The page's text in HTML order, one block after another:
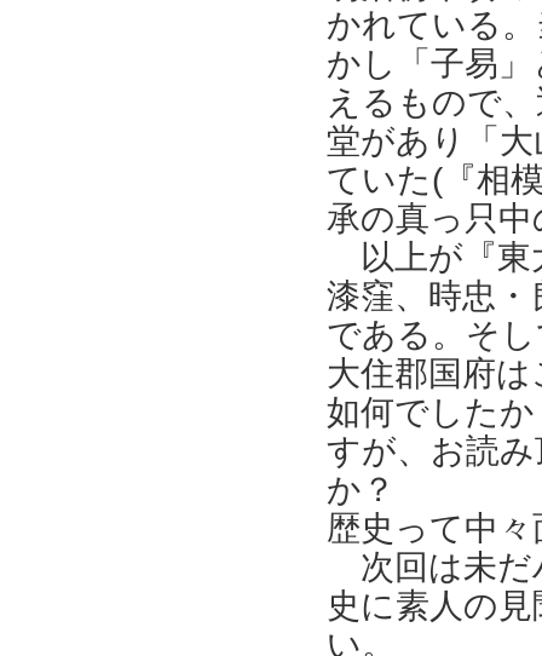
かれている
かし「子易
えるもので
堂があり「
ていた(『相
承の真っ只
以上が『東
漆窪、時忠
である。そ
大住郡国府
如何でした
すが、お読
か？
歴史って中
次回は未だ
史に素人の
い。